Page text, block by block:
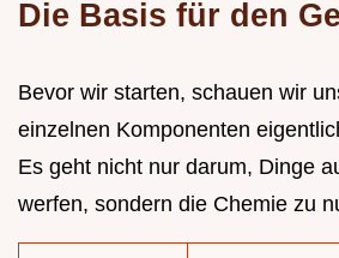
Die Basis für den
Bevor wir starten, schauen wir
einzelnen Komponenten
Es geht nicht nur darum, Dinge
werfen, sondern die Chemie zu